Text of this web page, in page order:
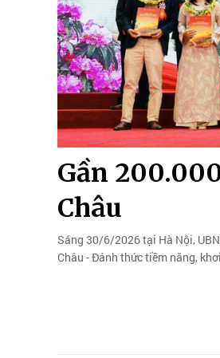
Gần
Châu
Sáng 30/6/2026 tại Hà Nội,
Châu - Đánh thức tiềm năng,